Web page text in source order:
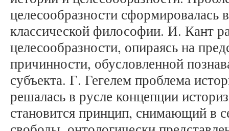
целесообразности сформировалась
классической философии. И. Кант
целесообразности, опираясь на
причинности, обусловленной
субъекта. Г. Гегелем проблема
решалась в русле концепции
становится принцип, снимающий в